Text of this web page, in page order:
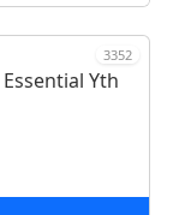
3352
Yth